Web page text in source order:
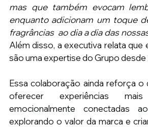
mas que também evocam
enquanto adicionam um toque
fragrâncias  ao dia a dia das
Além disso, a executiva relata
são uma expertise do Grupo desde
Essa colaboração ainda reforça o
oferecer experiências
emocionalmente conectadas
explorando o valor da marca e